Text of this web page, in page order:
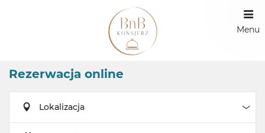
Menu
Rezerwacja online
Lokalizacja